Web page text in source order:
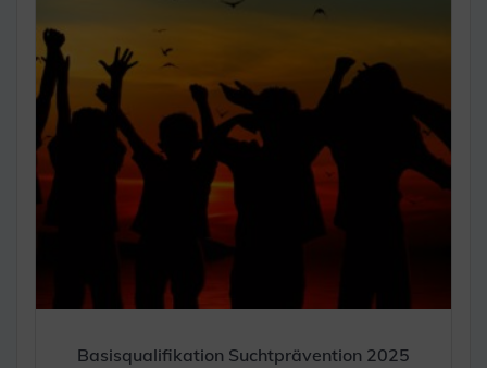
Basisqualifikation Suchtprävention 2025